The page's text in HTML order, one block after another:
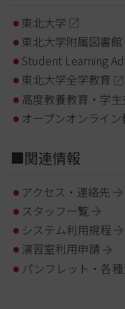
東北大学
東北大学附属図書館
Student Learning
東北大学全学教育
高度教養教育・学
オープンオンライン
■関連情報
アクセス・連絡先
スタッフ一覧
システム利用規程
演習室利用申請
パンフレット・各